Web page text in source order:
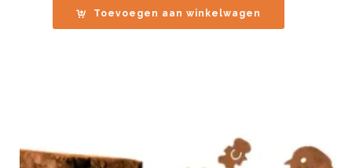
Toevoegen aan winkelwagen